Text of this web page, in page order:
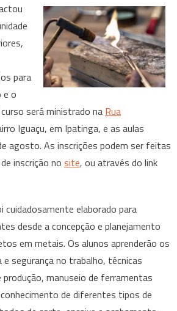
dia
18/08
para
e o
será ministrado na Rua
Iguaçu, em Ipatinga, e as aulas
agosto. As inscrições podem ser feitas
inscrição no site, ou através do link
cuidadosamente elaborado para
desde a concepção e planejamento
em metais. Os alunos aprenderão os
segurança no trabalho, técnicas
produção, manuseio de ferramentas
de diferentes tipos de